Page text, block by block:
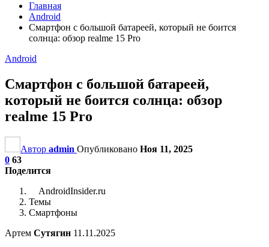
Главная
Android
Смартфон с большой батареей, который не боится
солнца: обзор realme 15 Pro
Android
Смартфон с большой батареей,
который не боится солнца: обзор
realme 15 Pro
Автор admin Опубликовано Ноя 11, 2025
0 63
Поделится
AndroidInsider.ru
Темы
Смартфоны
Артем Сутягин 11.11.2025